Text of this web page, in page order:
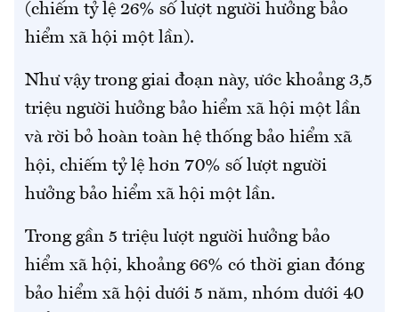
(chiếm tỷ lệ 26% số lượt người hưởng bảo
hiểm xã hội một lần).
Như vậy trong giai đoạn này, ước khoảng 3,5
triệu người hưởng bảo hiểm xã hội một lần
và rời bỏ hoàn toàn hệ thống bảo hiểm xã
hội, chiếm tỷ lệ hơn 70% số lượt người
hưởng bảo hiểm xã hội một lần.
Trong gần 5 triệu lượt người hưởng bảo
hiểm xã hội, khoảng 66% có thời gian đóng
bảo hiểm xã hội dưới 5 năm, nhóm dưới 40